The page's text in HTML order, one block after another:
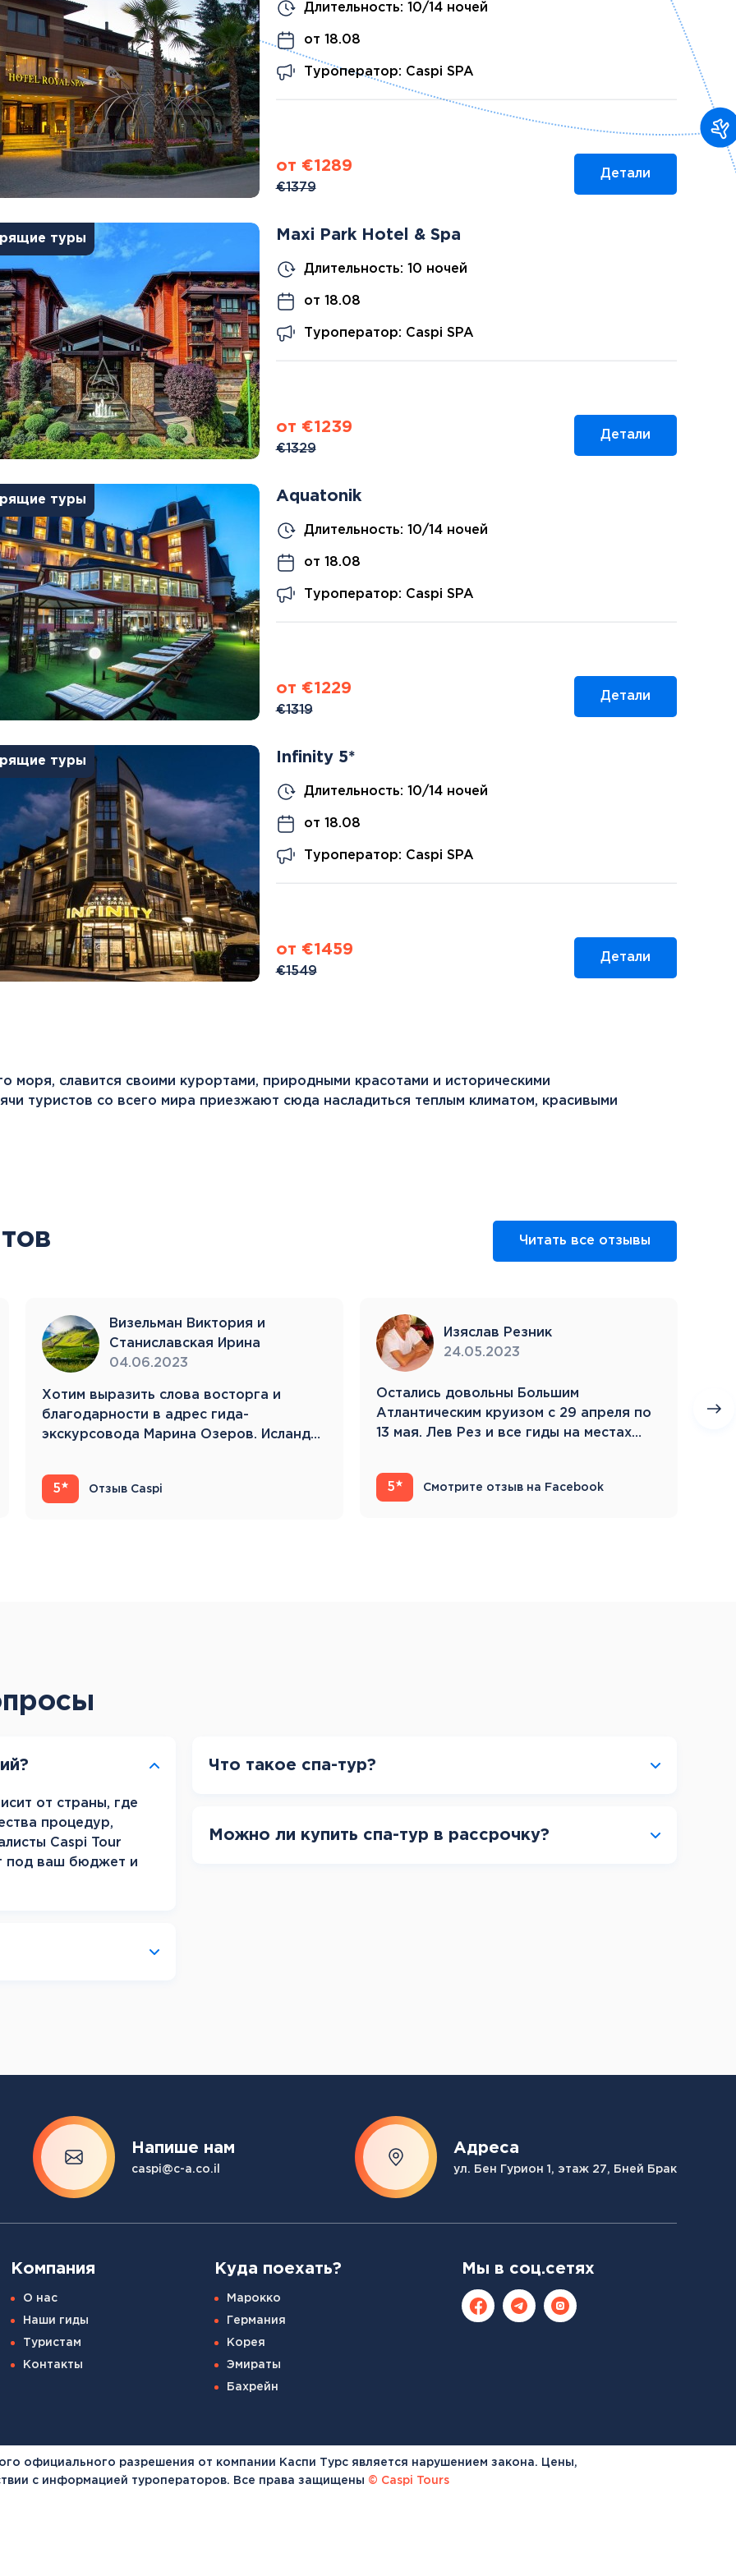
Германия
Грузия
Дания
Ирландия
Исландия
Испания
Смотреть все
Япония
Смотреть все
Израиль
Ирландия
Исландия
Испания
Италия
Канада
Карибы
Кипр
Латвия
Литва
Мальта
Норвегия
Польша
Португалия
Сардиния
Сицилия
Словакия
Тенерифе
Турция
Финляндия
Франция
Хорватия
Шотландия
Эстония
Южная Корея
Смотреть все
Регионы плавания
Полярный Круг
Северная Америка
Смотреть все
Балтийские круизы
Арктические круизы
Длительность: 10/14 ночей
от 18.08
Туроператор: Caspi SPA
от €1289
€1379
Детали
туры Maxi Park Hotel & Spa
Длительность: 10 ночей
от 18.08
Туроператор: Caspi SPA
от €1239
€1329
Детали
туры Aquatonik
Длительность: 10/14 ночей
от 18.08
Туроператор: Caspi SPA
от €1229
€1319
Детали
туры Infinity 5*
Длительность: 10/14 ночей
от 18.08
Туроператор: Caspi SPA
от €1459
€1549
Детали
моря, славится своими курортами, природными красотами и историческими
туристов со всего мира приезжают сюда насладиться теплым климатом, красивыми
Визельман Виктория и
Станиславская Ирина
04.06.2023
Хотим выразить слова восторга и
благодарности в адрес гида-
экскурсовода Марина Озеров. Исландия
5 Отзыв Caspi
Изяслав Резник
24.05.2023
Остались довольны Большим
Атлантическим круизом с 29 апреля по
13 мая. Лев Рез и все гиды на местах
5 Смотрите отзыв на Facebook
Читать все отзывы
от страны, где
процедур,
Caspi Tour
под ваш бюджет и
Что такое спа-тур?
Можно ли купить спа-тур в рассрочку?
Напише нам
caspi@c-a.co.il
Адреса
ул. Бен Гурион 1, этаж 27, Бней Брак
Компания
О нас
Наши гиды
Туристам
Контакты
Куда поехать?
Марокко
Германия
Корея
Эмираты
Бахрейн
Мы в соц.сетях
официального разрешения от компании Каспи Турс является нарушением закона. Цены,
с информацией туроператоров. Все права защищены © Caspi Tours